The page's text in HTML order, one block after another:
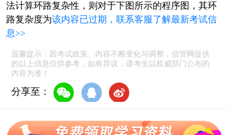
法计算环路复杂性，则对于下图所示的程序图，其环
路复杂度为该内容已过期，联系客服了解最新考试信
息>>
温馨提示：因考试政策、内容不断变化与调整，信管网提供
的以上信息仅供参考，如有异议，请考生以权威部门公布的
内容为准！
分享至：